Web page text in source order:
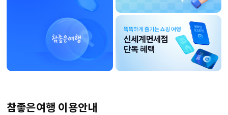
참좋은여행 이용안내